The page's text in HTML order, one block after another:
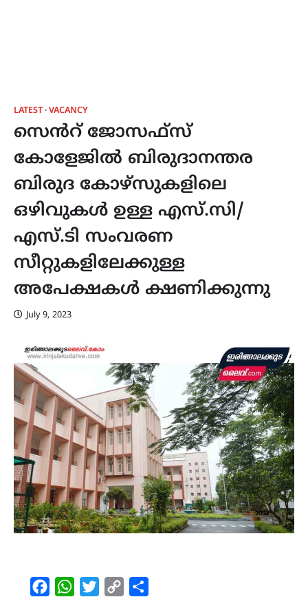
LATEST VACANCY
സെൻറ് ജോസഫ്സ്
കോളേജിൽ ബിരുദാനന്തര
ബിരുദ കോഴ്സുകളിലെ
ഒഴിവുകൾ ഉള്ള എസ്.സി/
എസ്.ടി സംവരണ
സീറ്റുകളിലേക്കുള്ള
അപേക്ഷകൾ ക്ഷണിക്കുന്നു
July 9, 2023
FacebookWhatsAppTwitterCopy